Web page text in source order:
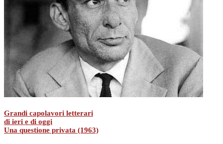
Grandi capolavori letterari
di ieri e di oggi
Una questione privata (1963)